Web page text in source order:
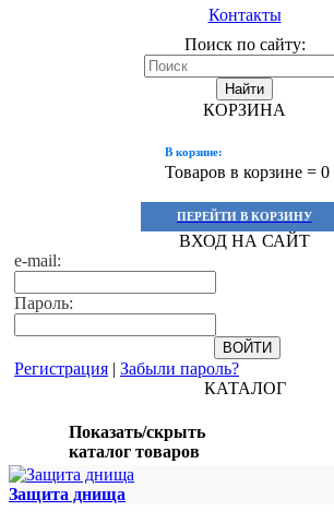
Контакты
Поиск по сайту:
Найти
КОРЗИНА
В корзине:
Товаров в корзине = 0
ПЕРЕЙТИ В КОРЗИНУ
ВХОД НА САЙТ
e-mail:
Пароль:
Регистрация | Забыли пароль?
КАТАЛОГ
Показать/скрыть
каталог товаров
Защита днища